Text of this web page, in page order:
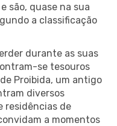
são, quase na sua
a classificação
durante as suas
se tesouros
Proibida, um antigo
diversos
residências de
a momentos